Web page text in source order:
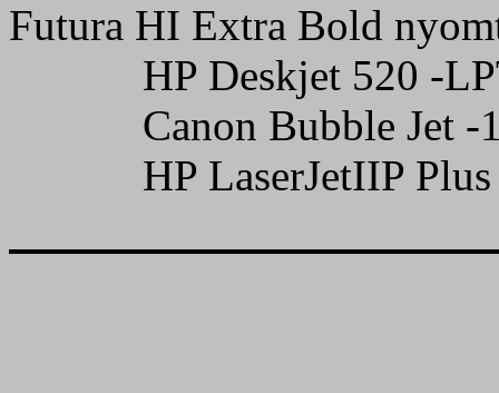
Futura HI Extra Bold
HP Deskjet 520 -
Canon Bubble Jet
HP LaserJetIIP